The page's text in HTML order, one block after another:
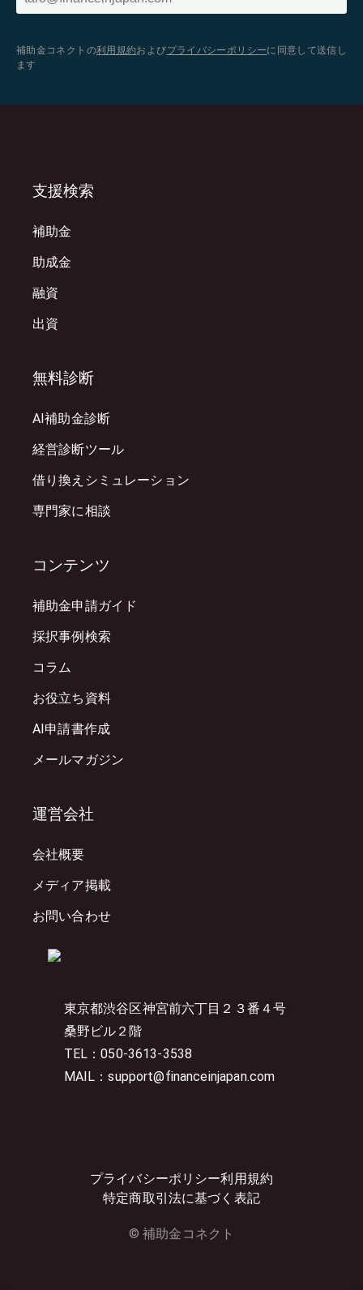
補助金コネクトの利用規約およびプライバシーポリシーに同意して送信し
ます
東京都渋谷区神宮前六丁目２３番４号
桑野ビル２階
TEL：050-3613-3538
MAIL：support@financeinjapan.com
プライバシーポリシー利用規約
特定商取引法に基づく表記
© 補助金コネクト
支援検索
補助金
助成金
融資
出資
無料診断
AI補助金診断
経営診断ツール
借り換えシミュレーション
専門家に相談
コンテンツ
補助金申請ガイド
採択事例検索
コラム
お役立ち資料
AI申請書作成
メールマガジン
運営会社
会社概要
メディア掲載
お問い合わせ